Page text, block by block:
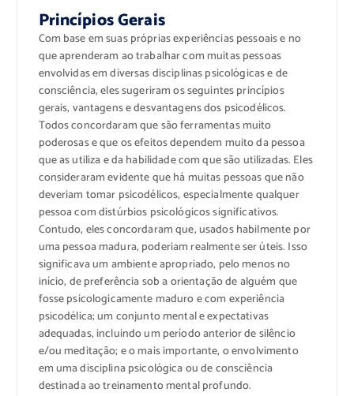
Princípios Gerais
Com base em suas próprias experiências pessoais e no
que aprenderam ao trabalhar com muitas pessoas
envolvidas em diversas disciplinas psicológicas e de
consciência, eles sugeriram os seguintes princípios
gerais, vantagens e desvantagens dos psicodélicos.
Todos concordaram que são ferramentas muito
poderosas e que os efeitos dependem muito da pessoa
que as utiliza e da habilidade com que são utilizadas. Eles
consideraram evidente que há muitas pessoas que não
deveriam tomar psicodélicos, especialmente qualquer
pessoa com distúrbios psicológicos significativos.
Contudo, eles concordaram que, usados ​​habilmente por
uma pessoa madura, poderiam realmente ser úteis. Isso
significava um ambiente apropriado, pelo menos no
início, de preferência sob a orientação de alguém que
fosse psicologicamente maduro e com experiência
psicodélica; um conjunto mental e expectativas
adequadas, incluindo um período anterior de silêncio
e/ou meditação; e o mais importante, o envolvimento
em uma disciplina psicológica ou de consciência
destinada ao treinamento mental profundo.